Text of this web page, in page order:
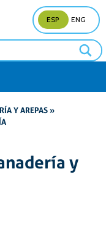
ESP ENG
Y AREPAS»
y